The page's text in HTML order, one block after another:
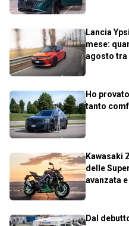
Lancia
mese:
agosto tra
Ho
tanto
Kawasaki
delle
avanzata
Dal